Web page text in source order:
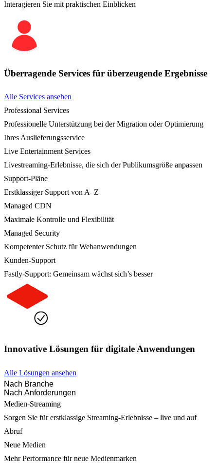
Interagieren Sie mit praktischen Einblicken
Überragende Services für überzeugende Ergebnisse
Alle Services ansehen
Professional Services
Professionelle Unterstützung bei der Migration oder Optimierung
Ihres Auslieferungsservice
Live Entertainment Services
Livestreaming-Erlebnisse, die sich der Publikumsgröße anpassen
Support-Pläne
Erstklassiger Support von A–Z
Managed CDN
Maximale Kontrolle und Flexibilität
Managed Security
Kompetenter Schutz für Webanwendungen
Kunden-Support
Fastly-Support: Gemeinsam wächst sich’s besser
Innovative Lösungen für digitale Anwendungen
Alle Lösungen ansehen
Nach Branche
Nach Anforderungen
Medien-Streaming
Sorgen Sie für erstklassige Streaming-Erlebnisse – live und auf
Abruf
Neue Medien
Mehr Performance für neue Medienmarken